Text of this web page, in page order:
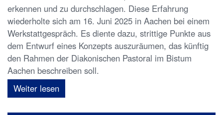
erkennen und zu durchschlagen. Diese Erfahrung
wiederholte sich am 16. Juni 2025 in Aachen bei einem
Werkstattgespräch. Es diente dazu, strittige Punkte aus
dem Entwurf eines Konzepts auszuräumen, das künftig
den Rahmen der Diakonischen Pastoral im Bistum
Aachen beschreiben soll.
Weiter lesen